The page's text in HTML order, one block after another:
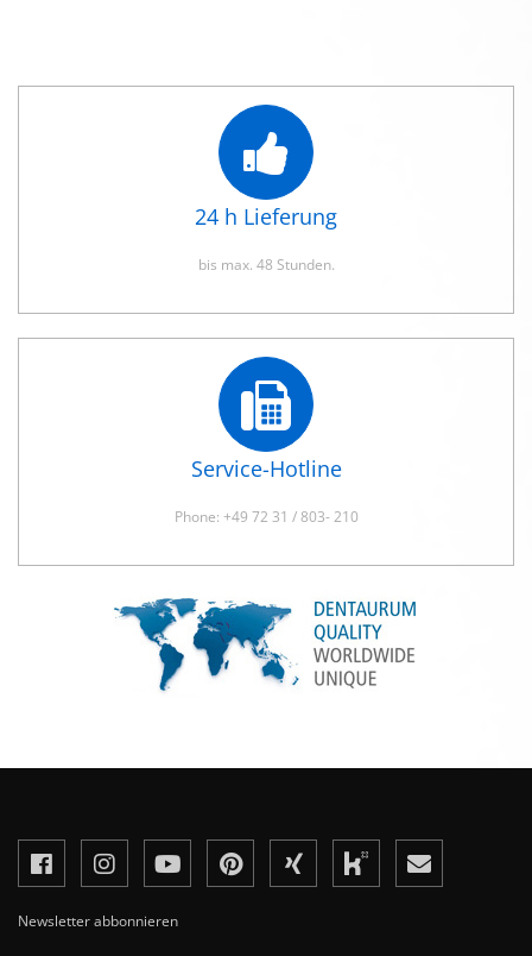
24 h Lieferung
bis max. 48 Stunden.
Service-Hotline
Phone: +49 72 31 / 803- 210
Newsletter abbonnieren